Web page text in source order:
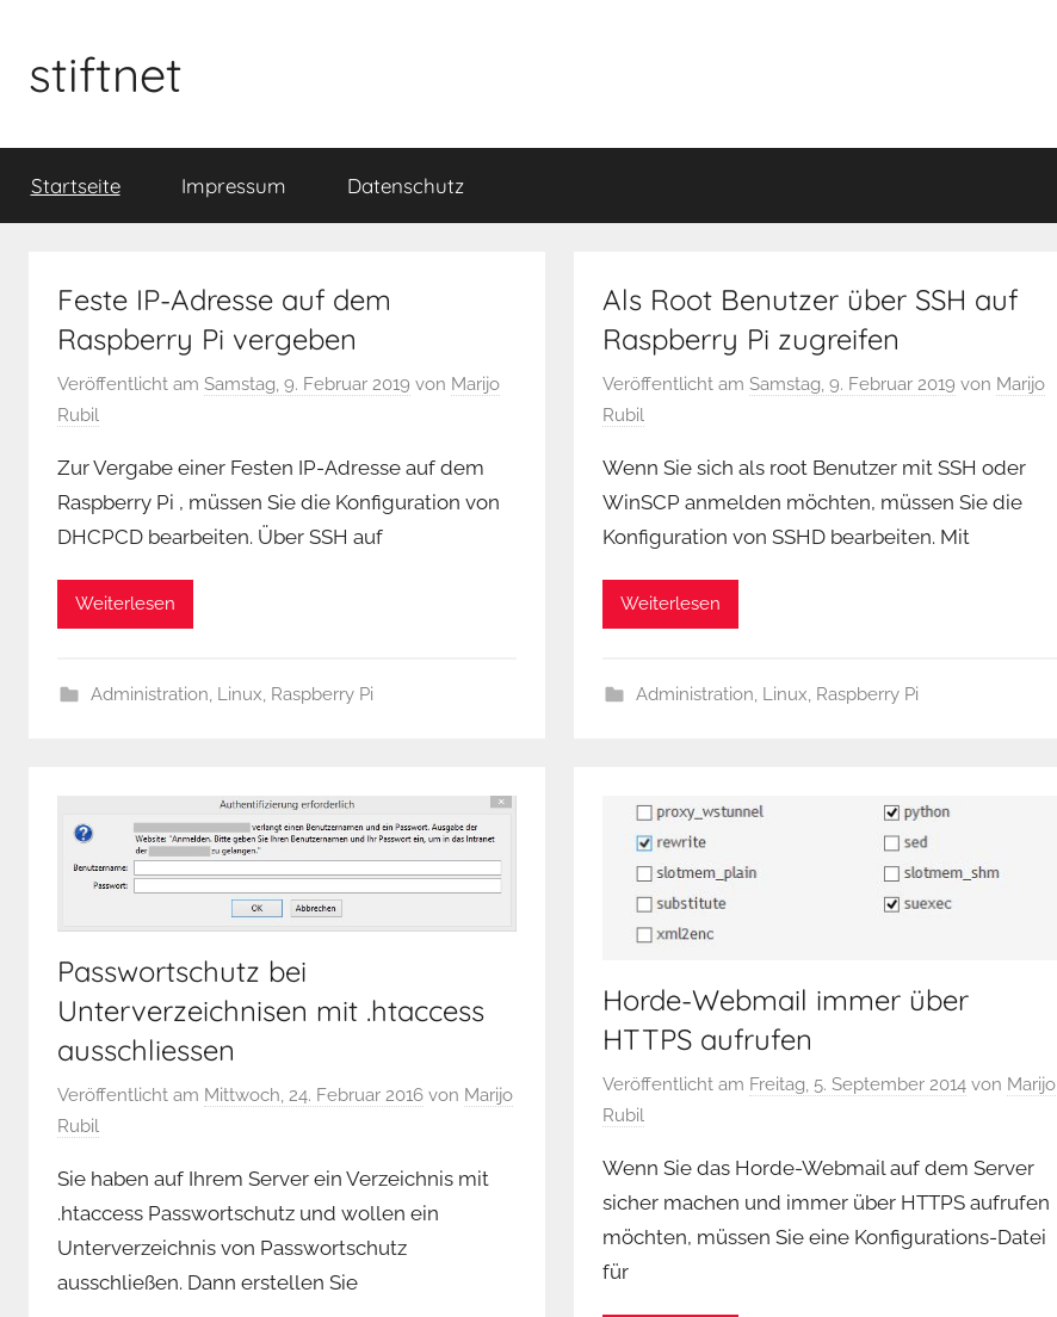
springen
stiftnet
Startseite Impressum Datenschutz
Feste IP-Adresse auf dem
Raspberry Pi vergeben
Veröffentlicht am Samstag, 9. Februar 2019 von Marijo
Rubil
Zur Vergabe einer Festen IP-Adresse auf dem
Raspberry Pi , müssen Sie die Konfiguration von
DHCPCD bearbeiten. Über SSH auf
Weiterlesen
Administration, Linux, Raspberry Pi
Als Root Benutzer über SSH auf
Raspberry Pi zugreifen
Veröffentlicht amSamstag, 9. Februar 2019 von Marijo
Rubil
Wenn Sie sich als root Benutzer mit SSH oder
WinSCP anmelden möchten, müssen Sie die
Konfiguration von SSHD bearbeiten. Mit
Weiterlesen
Administration, Linux, Raspberry Pi
Passwortschutz bei
Unterverzeichnisen mit .htaccess
ausschliessen
Veröffentlicht am Mittwoch, 24. Februar 2016 von Marijo
Rubil
Sie haben auf Ihrem Server ein Verzeichnis mit
.htaccess Passwortschutz und wollen ein
Unterverzeichnis von Passwortschutz
ausschließen. Dann erstellen Sie
Horde-Webmail immer über
HTTPS aufrufen
Veröffentlicht am Freitag, 5. September 2014 von Marijo
Rubil
Wenn Sie das Horde-Webmail auf dem Server
sicher machen und immer über HTTPS aufrufen
möchten, müssen Sie eine Konfigurations-Datei
für